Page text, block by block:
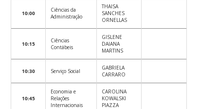
10:00
Ciências da
Administração
THAISA
SANCHES
ORNELLAS
10:15
Ciências
Contábeis
GISLENE
DAIANA
MARTINS
10:30 Serviço Social
GABRIELA
CARRARO
10:45
Economia e
Relações
Internacionais
CAROLINA
KOWALSKI
PIAZZA